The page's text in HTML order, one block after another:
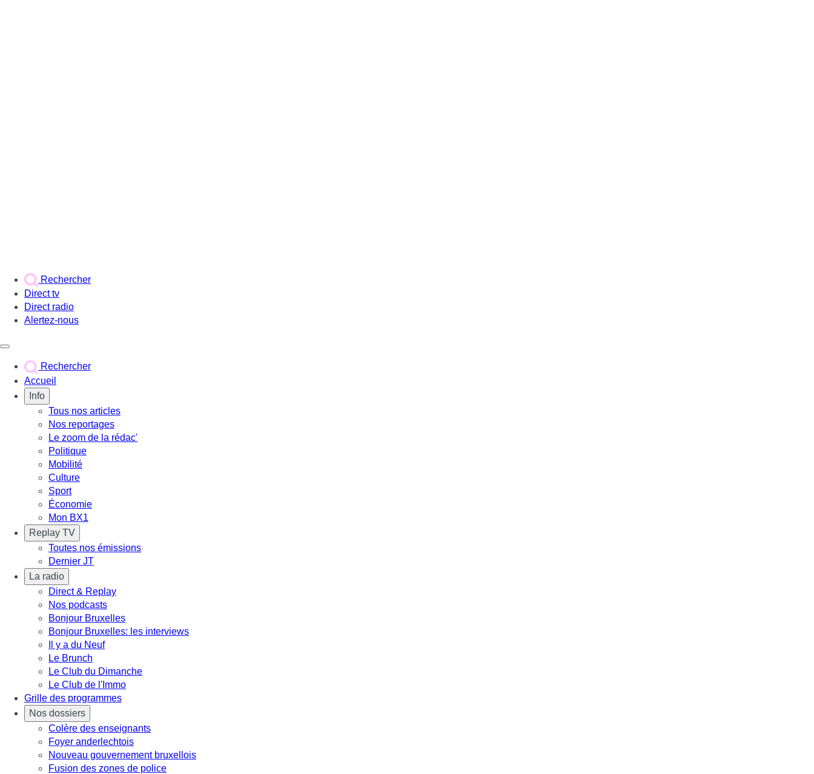
Rechercher
Direct tv
Direct radio
Alertez-nous
Rechercher
Accueil
Info
Tous nos articles
Nos reportages
Le zoom de la rédac'
Politique
Mobilité
Culture
Sport
Économie
Mon BX1
Replay TV
Toutes nos émissions
Dernier JT
La radio
Direct & Replay
Nos podcasts
Bonjour Bruxelles
Bonjour Bruxelles: les interviews
Il y a du Neuf
Le Brunch
Le Club du Dimanche
Le Club de l'Immo
Grille des programmes
Nos dossiers
Colère des enseignants
Foyer anderlechtois
Nouveau gouvernement bruxellois
Fusion des zones de police